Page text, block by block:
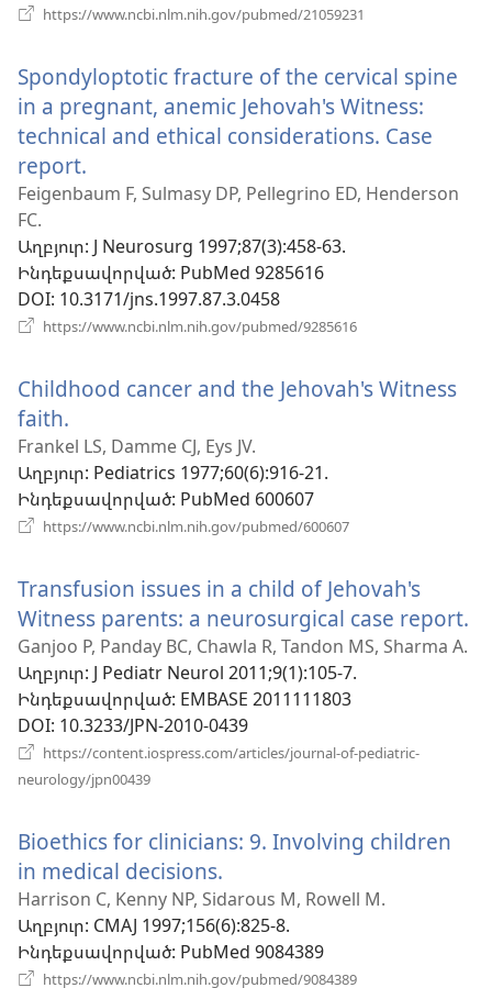
https://www.ncbi.nlm.nih.gov/pubmed/21059231
պատուհան)
Spondyloptotic fracture of the cervical spine
in a pregnant, anemic Jehovah's Witness:
technical and ethical considerations. Case
report.
է
պատուհան)
Feigenbaum F, Sulmasy DP, Pellegrino ED, Henderson
FC.
Աղբյուր‎: J Neurosurg 1997;87(3):458-63.
Ինդեքսավորված‎: PubMed 9285616
DOI‎: 10.3171/jns.1997.87.3.0458
https://www.ncbi.nlm.nih.gov/pubmed/9285616
պատուհան)
Childhood cancer and the Jehovah's Witness
faith.
է
նոր
պատուհան)
Frankel LS, Damme CJ, Eys JV.
Աղբյուր‎: Pediatrics 1977;60(6):916-21.
Ինդեքսավորված‎: PubMed 600607
https://www.ncbi.nlm.nih.gov/pubmed/600607
պատուհան)
Transfusion issues in a child of Jehovah's
Witness parents: a neurosurgical case report.
Ganjoo P, Panday BC, Chawla R, Tandon MS, Sharma A.
Աղբյուր‎: J Pediatr Neurol 2011;9(1):105-7.
Ինդեքսավորված‎: EMBASE 2011111803
DOI‎: 10.3233/JPN-2010-0439
https://content.iospress.com/articles/journal-of-pediatric-
neurology/jpn00439
պատուհան)
Bioethics for clinicians: 9. Involving children
in medical decisions.
է
նոր
պատուհան)
Harrison C, Kenny NP, Sidarous M, Rowell M.
Աղբյուր‎: CMAJ 1997;156(6):825-8.
Ինդեքսավորված‎: PubMed 9084389
https://www.ncbi.nlm.nih.gov/pubmed/9084389